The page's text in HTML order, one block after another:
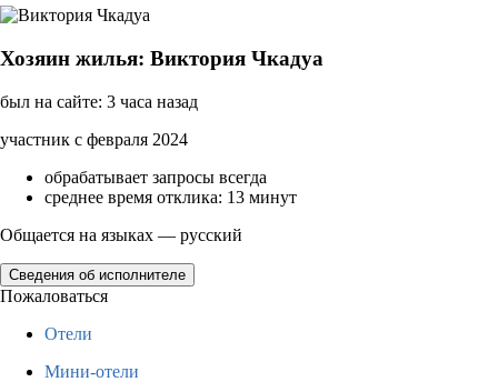
Хозяин жилья: Виктория Чкадуа
был на сайте: 3 часа назад
участник с февраля 2024
обрабатывает запросы всегда
среднее время отклика: 13 минут
Общается на языках — русский
Сведения об исполнителе
Пожаловаться
Отели
Мини-отели